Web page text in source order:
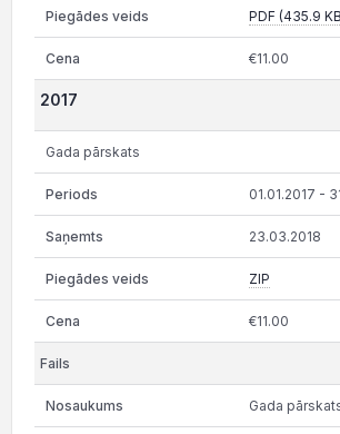
PDF (435.9
€11.00
2017
Gada pārskats
01.01.2017 -
23.03.2018
ZIP
€11.00
Gada